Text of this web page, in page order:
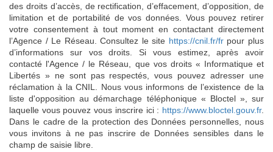
des droits d’accès, de rectification, d’effacement, d’opposition, de
limitation et de portabilité de vos données. Vous pouvez retirer
votre consentement à tout moment en contactant directement
l’Agence / Le Réseau. Consultez le site https://cnil.fr/frpour plus
d’informations sur vos droits. Si vous estimez, après avoir
contacté l'Agence / le Réseau, que vos droits « Informatique et
Libertés » ne sont pas respectés, vous pouvez adresser une
réclamation à la CNIL. Nous vous informons de l’existence de la
liste d'opposition au démarchage téléphonique « Bloctel », sur
laquelle vous pouvez vous inscrire ici : https://www.bloctel.gouv.fr.
Dans le cadre de la protection des Données personnelles, nous
vous invitons à ne pas inscrire de Données sensibles dans le
champ de saisie libre.